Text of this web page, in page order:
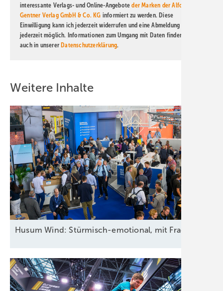
interessante Verlags- und Online-Angeboteder Marken der Alfons W.
Gentner Verlag GmbH & Co. KG informiert zu werden. Diese
Einwilligung kann ich jederzeit widerrufen und eine Abmeldung ist
jederzeit möglich. Informationen zum Umgang mit Daten finden Sie
auch in unserer Datenschutzerklärung.
Weitere Inhalte
Husum Wind: Stürmisch-emotional, mit Fragen an